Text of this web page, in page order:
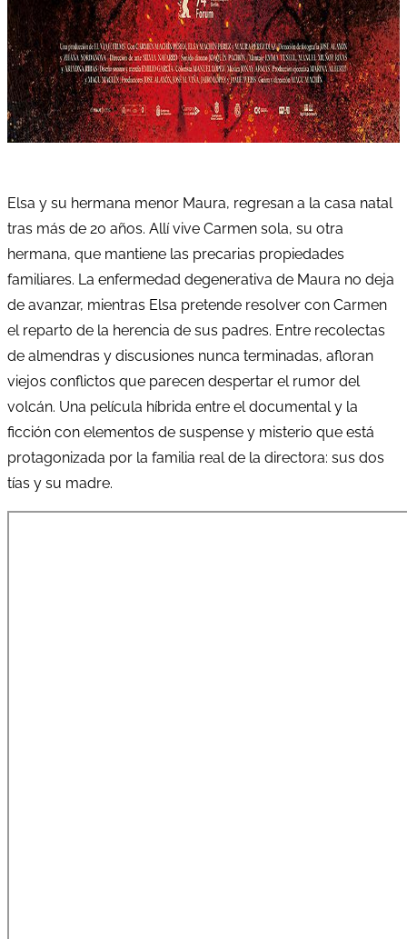
Elsa y su hermana menor Maura, regresan a la casa natal
tras más de 20 años. Allí vive Carmen sola, su otra
hermana, que mantiene las precarias propiedades
familiares. La enfermedad degenerativa de Maura no deja
de avanzar, mientras Elsa pretende resolver con Carmen
el reparto de la herencia de sus padres. Entre recolectas
de almendras y discusiones nunca terminadas, afloran
viejos conflictos que parecen despertar el rumor del
volcán. Una película híbrida entre el documental y la
ficción con elementos de suspense y misterio que está
protagonizada por la familia real de la directora: sus dos
tías y su madre.